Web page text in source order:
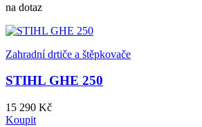
na dotaz
Zahradní drtiče a štěpkovače
STIHL GHE 250
15 290 Kč
Koupit